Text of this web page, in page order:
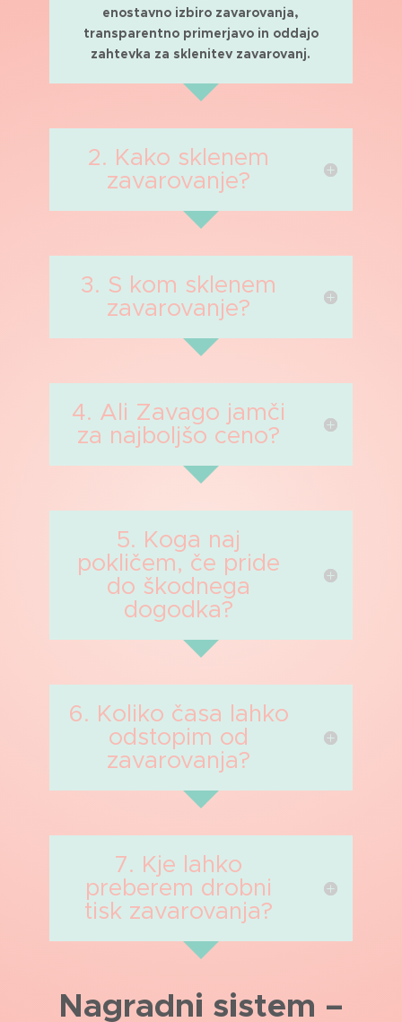
enostavno izbiro zavarovanja,
transparentno primerjavo in oddajo
zahtevka za sklenitev zavarovanj.
2. Kako sklenem
zavarovanje?
3. S kom sklenem
zavarovanje?
4. Ali Zavago jamči
za najboljšo ceno?
5. Koga naj
pokličem, če pride
do škodnega
dogodka?
6. Koliko časa lahko
odstopim od
zavarovanja?
7. Kje lahko
preberem drobni
tisk zavarovanja?
Nagradni sistem –